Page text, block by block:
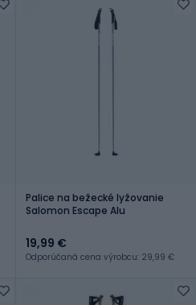
Palice na bežecké lyžovanie
Salomon Escape Alu
19,99 €
Odporúčaná cena výrobcu: 29,99 €